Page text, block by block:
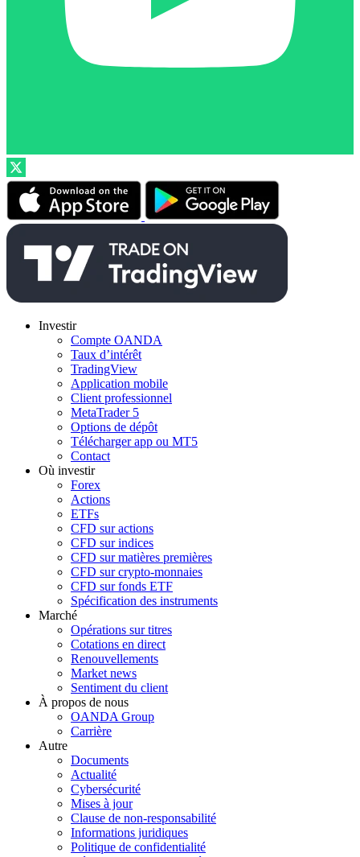
Investir
Compte OANDA
Taux d’intérêt
TradingView
Application mobile
Client professionnel
MetaTrader 5
Options de dépôt
Télécharger app ou MT5
Contact
Où investir
Forex
Actions
ETFs
CFD sur actions
CFD sur indices
CFD sur matières premières
CFD sur crypto-monnaies
CFD sur fonds ETF
Spécification des instruments
Marché
Opérations sur titres
Cotations en direct
Renouvellements
Market news
Sentiment du client
À propos de nous
OANDA Group
Carrière
Autre
Documents
Actualité
Cybersécurité
Mises à jour
Clause de non-responsabilité
Informations juridiques
Politique de confidentialité